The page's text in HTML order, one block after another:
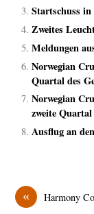
Startschuss
Zweites
Meldungen
Norwegian
Quartal des
Norwegian
zweite
Ausflug an
« Harmony